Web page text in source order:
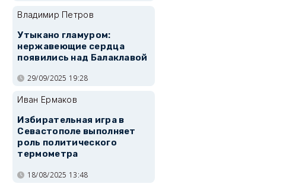
Владимир Петров
Утыкано гламуром:
нержавеющие сердца
появились над Балаклавой
29/09/2025 19:28
Иван Ермаков
Избирательная игра в
Севастополе выполняет
роль политического
термометра
18/08/2025 13:48